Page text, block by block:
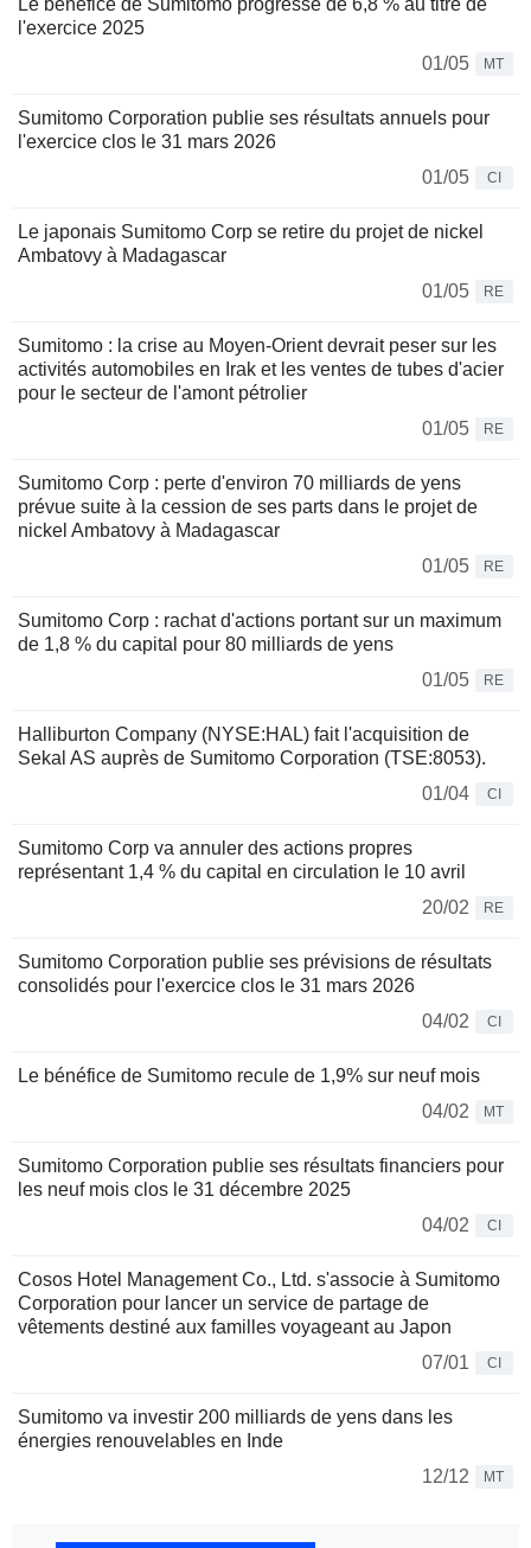
Le bénéfice de Sumitomo progresse de 6,8 % au titre de
l'exercice 2025
01/05
MT
Sumitomo Corporation publie ses résultats annuels pour
l'exercice clos le 31 mars 2026
01/05
CI
Le japonais Sumitomo Corp se retire du projet de nickel
Ambatovy à Madagascar
01/05
RE
Sumitomo : la crise au Moyen-Orient devrait peser sur les
activités automobiles en Irak et les ventes de tubes d'acier
pour le secteur de l'amont pétrolier
01/05
RE
Sumitomo Corp : perte d'environ 70 milliards de yens
prévue suite à la cession de ses parts dans le projet de
nickel Ambatovy à Madagascar
01/05
RE
Sumitomo Corp : rachat d'actions portant sur un maximum
de 1,8 % du capital pour 80 milliards de yens
01/05
RE
Halliburton Company (NYSE:HAL) fait l'acquisition de
Sekal AS auprès de Sumitomo Corporation (TSE:8053).
01/04
CI
Sumitomo Corp va annuler des actions propres
représentant 1,4 % du capital en circulation le 10 avril
20/02
RE
Sumitomo Corporation publie ses prévisions de résultats
consolidés pour l'exercice clos le 31 mars 2026
04/02
CI
Le bénéfice de Sumitomo recule de 1,9% sur neuf mois
04/02
MT
Sumitomo Corporation publie ses résultats financiers pour
les neuf mois clos le 31 décembre 2025
04/02
CI
Cosos Hotel Management Co., Ltd. s'associe à Sumitomo
Corporation pour lancer un service de partage de
vêtements destiné aux familles voyageant au Japon
07/01
CI
Sumitomo va investir 200 milliards de yens dans les
énergies renouvelables en Inde
12/12
MT